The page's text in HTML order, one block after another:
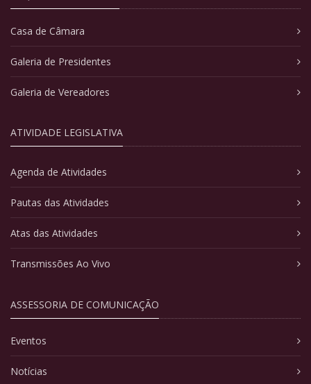
Casa de Câmara
Galeria de Presidentes
Galeria de Vereadores
ATIVIDADE LEGISLATIVA
Agenda de Atividades
Pautas das Atividades
Atas das Atividades
Transmissões Ao Vivo
ASSESSORIA DE COMUNICAÇÃO
Eventos
Notícias